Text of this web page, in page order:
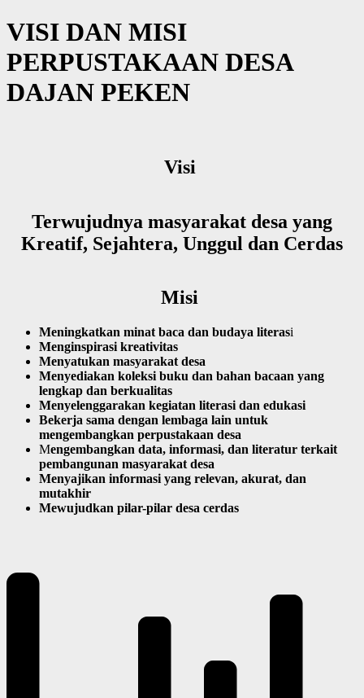
VISI DAN MISI
PERPUSTAKAAN DESA
DAJAN PEKEN
Visi
Terwujudnya masyarakat desa yang
Kreatif, Sejahtera, Unggul dan Cerdas
Misi
Meningkatkan minat baca dan budaya literasi
Menginspirasi kreativitas
Menyatukan masyarakat desa
Menyediakan koleksi buku dan bahan bacaan yang
lengkap dan berkualitas
Menyelenggarakan kegiatan literasi dan edukasi
Bekerja sama dengan lembaga lain untuk
mengembangkan perpustakaan desa
Mengembangkan data, informasi, dan literatur terkait
pembangunan masyarakat desa
Menyajikan informasi yang relevan, akurat, dan
mutakhir
Mewujudkan pilar-pilar desa cerdas